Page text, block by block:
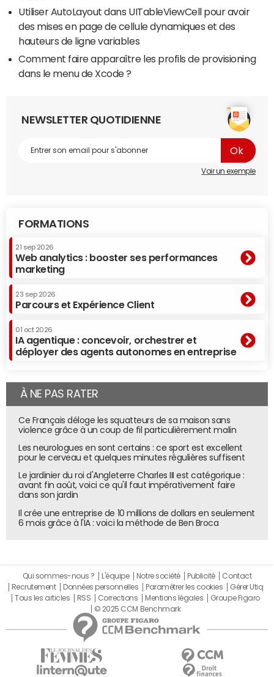
Utiliser AutoLayout dans UITableViewCell pour avoir
des mises en page de cellule dynamiques et des
hauteurs de ligne variables
Comment faire apparaître les profils de provisioning
dans le menu de Xcode ?
NEWSLETTER QUOTIDIENNE
Voir un exemple
FORMATIONS
21 sep 2026
Web analytics : booster ses performances
marketing
23 sep 2026
Parcours et Expérience Client
01 oct 2026
IA agentique : concevoir, orchestrer et
déployer des agents autonomes en entreprise
À NE PAS RATER
Ce Français déloge les squatteurs de sa maison sans
violence grâce à un coup de fil particulièrement malin
Les neurologues en sont certains : ce sport est excellent
pour le cerveau et quelques minutes régulières suffisent
Le jardinier du roi d'Angleterre Charles III est catégorique :
avant fin août, voici ce qu'il faut impérativement faire
dans son jardin
Il crée une entreprise de 10 millions de dollars en seulement
6 mois grâce à l'IA : voici la méthode de Ben Broca
Qui sommes-nous ? L'équipe Notre société Publicité
Contact
Recrutement
Données personnelles Paramétrer les cookies
Gérer Utiq
Tous les articles
RSS Corrections Mentions légales
Groupe Figaro
© 2025 CCM Benchmark